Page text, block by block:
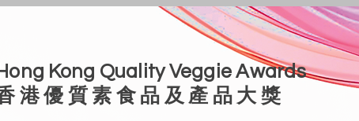
Hong Kong Quality Veggie Awards
港 優 質 素 食 品 及 產 品 大 獎